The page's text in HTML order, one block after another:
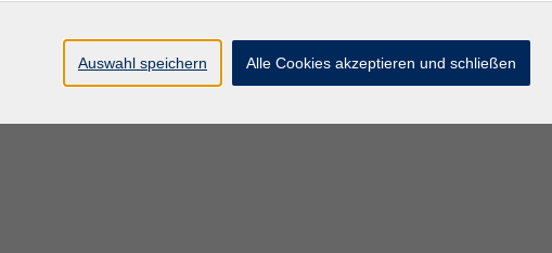
Auswahl speichern Alle Cookies akzeptieren und schließen